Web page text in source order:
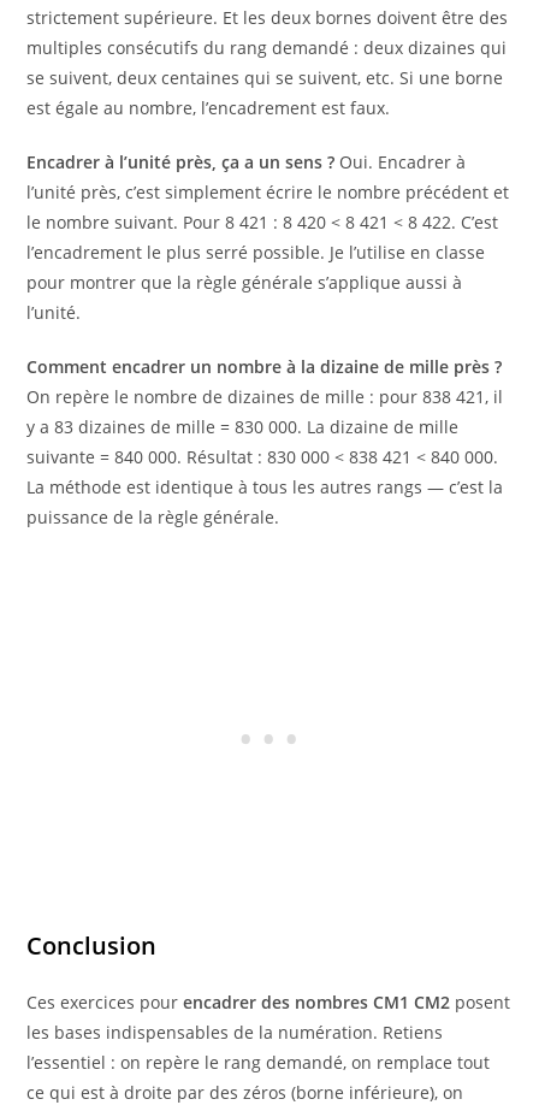
strictement supérieure. Et les deux bornes doivent être des
multiples consécutifs du rang demandé : deux dizaines qui
se suivent, deux centaines qui se suivent, etc. Si une borne
est égale au nombre, l’encadrement est faux.
Encadrer à l’unité près, ça a un sens ? Oui. Encadrer à
l’unité près, c’est simplement écrire le nombre précédent et
le nombre suivant. Pour 8 421 : 8 420 < 8 421 < 8 422. C’est
l’encadrement le plus serré possible. Je l’utilise en classe
pour montrer que la règle générale s’applique aussi à
l’unité.
Comment encadrer un nombre à la dizaine de mille près ?
On repère le nombre de dizaines de mille : pour 838 421, il
y a 83 dizaines de mille = 830 000. La dizaine de mille
suivante = 840 000. Résultat : 830 000 < 838 421 < 840 000.
La méthode est identique à tous les autres rangs — c’est la
puissance de la règle générale.
Conclusion
Ces exercices pourencadrer des nombres CM1 CM2 posent
les bases indispensables de la numération. Retiens
l’essentiel : on repère le rang demandé, on remplace tout
ce qui est à droite par des zéros (borne inférieure), on